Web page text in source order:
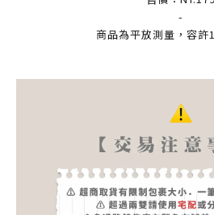
-
商品為平放測量，容許